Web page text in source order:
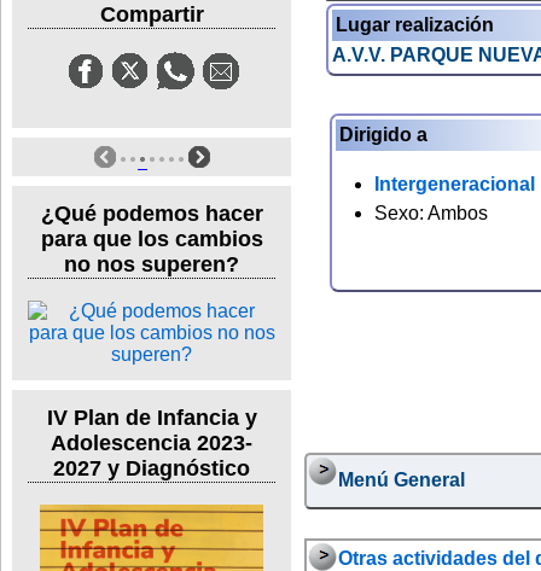
Compartir
¿Qué podemos hacer
para que los cambios
no nos superen?
IV Plan de Infancia y
Adolescencia 2023-
2027 y Diagnóstico
Lugar realización
A.V.V. PARQUE
Dirigido a
Intergeneracional
Sexo: Ambos
Menú General
Otras actividades del